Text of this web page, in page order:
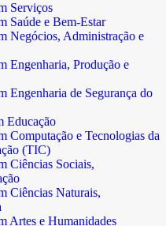
Serviços
Saúde e Bem-Estar
Negócios, Administração e
Engenharia, Produção e
Engenharia de Segurança do
Educação
Computação e Tecnologias da
(TIC)
Ciências Sociais,
Ciências Naturais,
Artes e Humanidades